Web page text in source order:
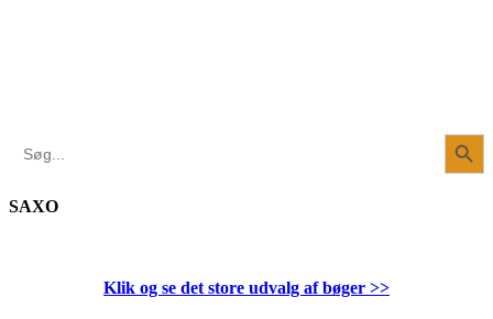
for:
Search Button
SAXO
Klik og se det store udvalg af bøger >>